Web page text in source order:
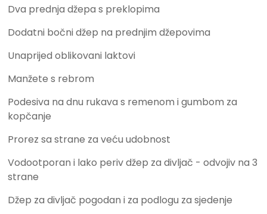
Dva prednja džepa s preklopima
Dodatni bočni džep na prednjim džepovima
Unaprijed oblikovani laktovi
Manžete s rebrom
Podesiva na dnu rukava s remenom i gumbom za
kopčanje
Prorez sa strane za veću udobnost
Vodootporan i lako periv džep za divljač ​​- odvojiv na 3
strane
Džep za divljač ​​pogodan i za podlogu za sjedenje